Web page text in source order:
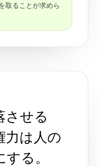
取ることが求めら
させる
力は人の
る。